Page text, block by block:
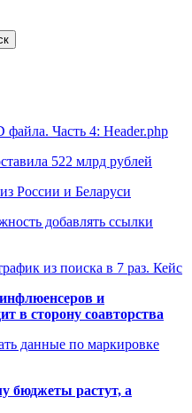
файла. Часть 4: Header.php
522 млрд рублей
России и Беларуси
добавлять ссылки
из поиска в 7 раз. Кейс
и
в сторону соавторства
данные по маркировке
бюджеты растут, а